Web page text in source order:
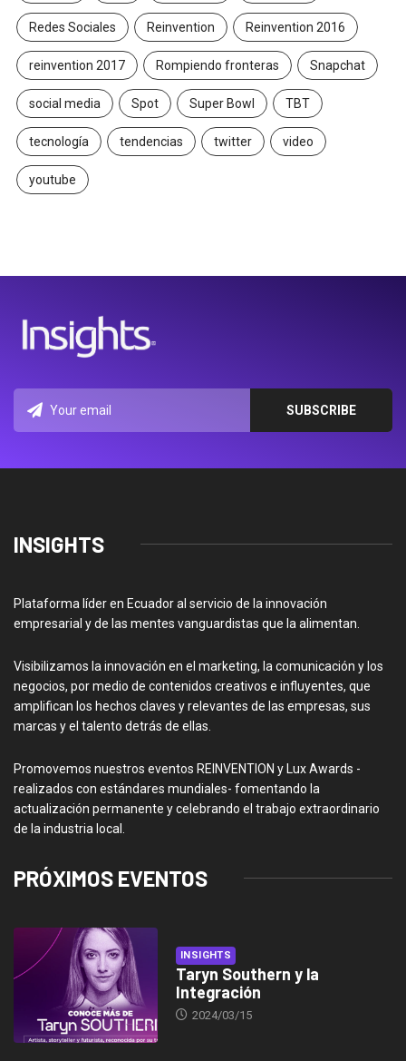
Redes Sociales Reinvention Reinvention 2016
reinvention 2017 Rompiendo fronteras Snapchat
social media Spot Super Bowl TBT
tecnología tendencias twitter video
youtube
INSIGHTS
Plataforma líder en Ecuador al servicio de la innovación
empresarial y de las mentes vanguardistas que la alimentan.
Visibilizamos la innovación en el marketing, la comunicación y los
negocios, por medio de contenidos creativos e influyentes, que
amplifican los hechos claves y relevantes de las empresas, sus
marcas y el talento detrás de ellas.
Promovemos nuestros eventos REINVENTION y Lux Awards -
realizados con estándares mundiales- fomentando la
actualización permanente y celebrando el trabajo extraordinario
de la industria local.
PRÓXIMOS EVENTOS
INSIGHTS
Taryn Southern y la
Integración
2024/03/15